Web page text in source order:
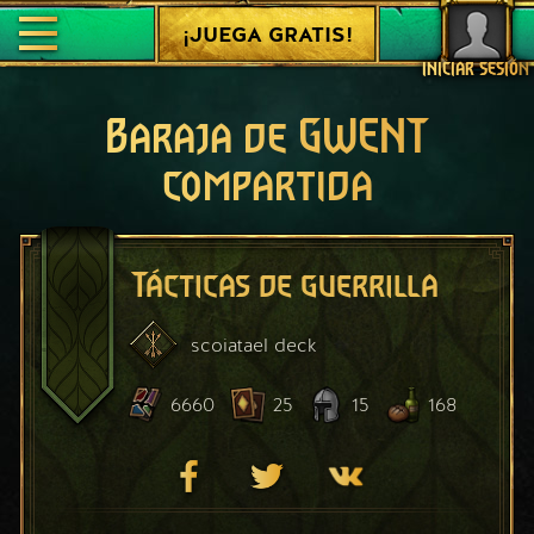
INICIAR SESIÓN
¡JUEGA GRATIS!
Baraja de GWENT
compartida
Tácticas de guerrilla
scoiatael deck
6660 25 15 168